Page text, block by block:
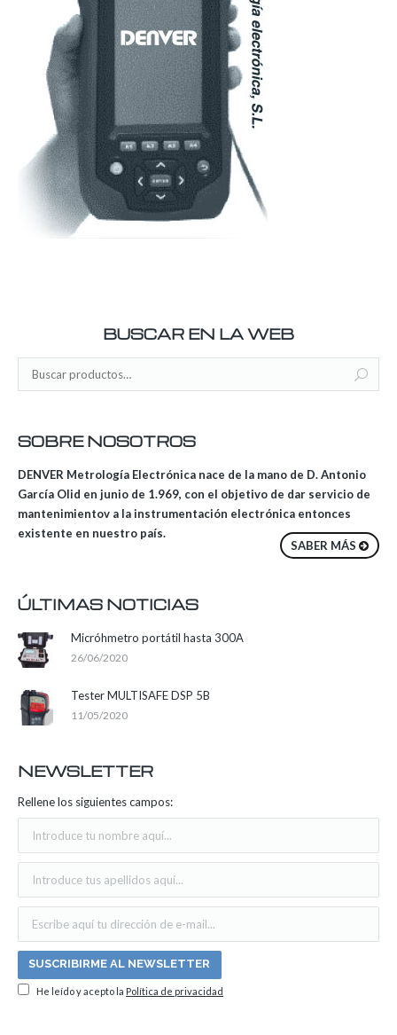
BUSCAR EN LA WEB
SOBRE NOSOTROS
DENVER Metrología Electrónica nace de la mano de D. Antonio
García Olid en junio de 1.969, con el objetivo de dar servicio de
mantenimientov a la instrumentación electrónica entonces
existente en nuestro país.
SABER MÁS
ÚLTIMAS NOTICIAS
Micróhmetro portátil hasta 300A
26/06/2020
Tester MULTISAFE DSP 5B
11/05/2020
NEWSLETTER
Rellene los siguientes campos:
He leído y acepto la Política de privacidad